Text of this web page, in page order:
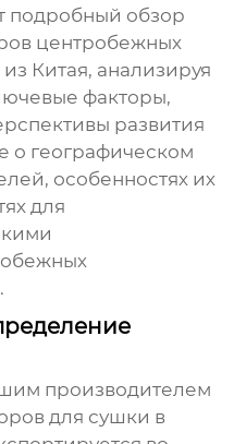
подробный обзор
центробежных
Китая, анализируя
факторы,
развития
о географическом
особенностях их
для
.
производителем
для сушки в